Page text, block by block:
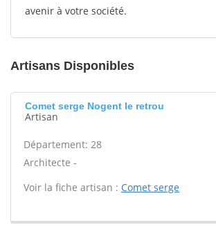
avenir à votre société.
Artisans Disponibles
Comet serge Nogent le retrou
Artisan
Département: 28
Architecte -
Voir la fiche artisan : Comet serge